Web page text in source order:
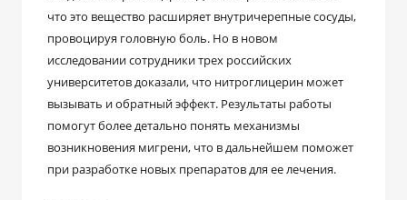
что это вещество расширяет внутричерепные сосуды,
провоцируя головную боль. Но в новом
исследовании сотрудники трех российских
университетов доказали, что нитроглицерин может
вызывать и обратный эффект. Результаты работы
помогут более детально понять механизмы
возникновения мигрени, что в дальнейшем поможет
при разработке новых препаратов для ее лечения.